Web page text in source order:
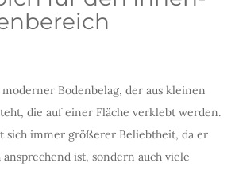
Bodenbelag, der aus kleinen
die auf einer Fläche verklebt werden.
sich immer größerer Beliebtheit, da er
ist, sondern auch viele